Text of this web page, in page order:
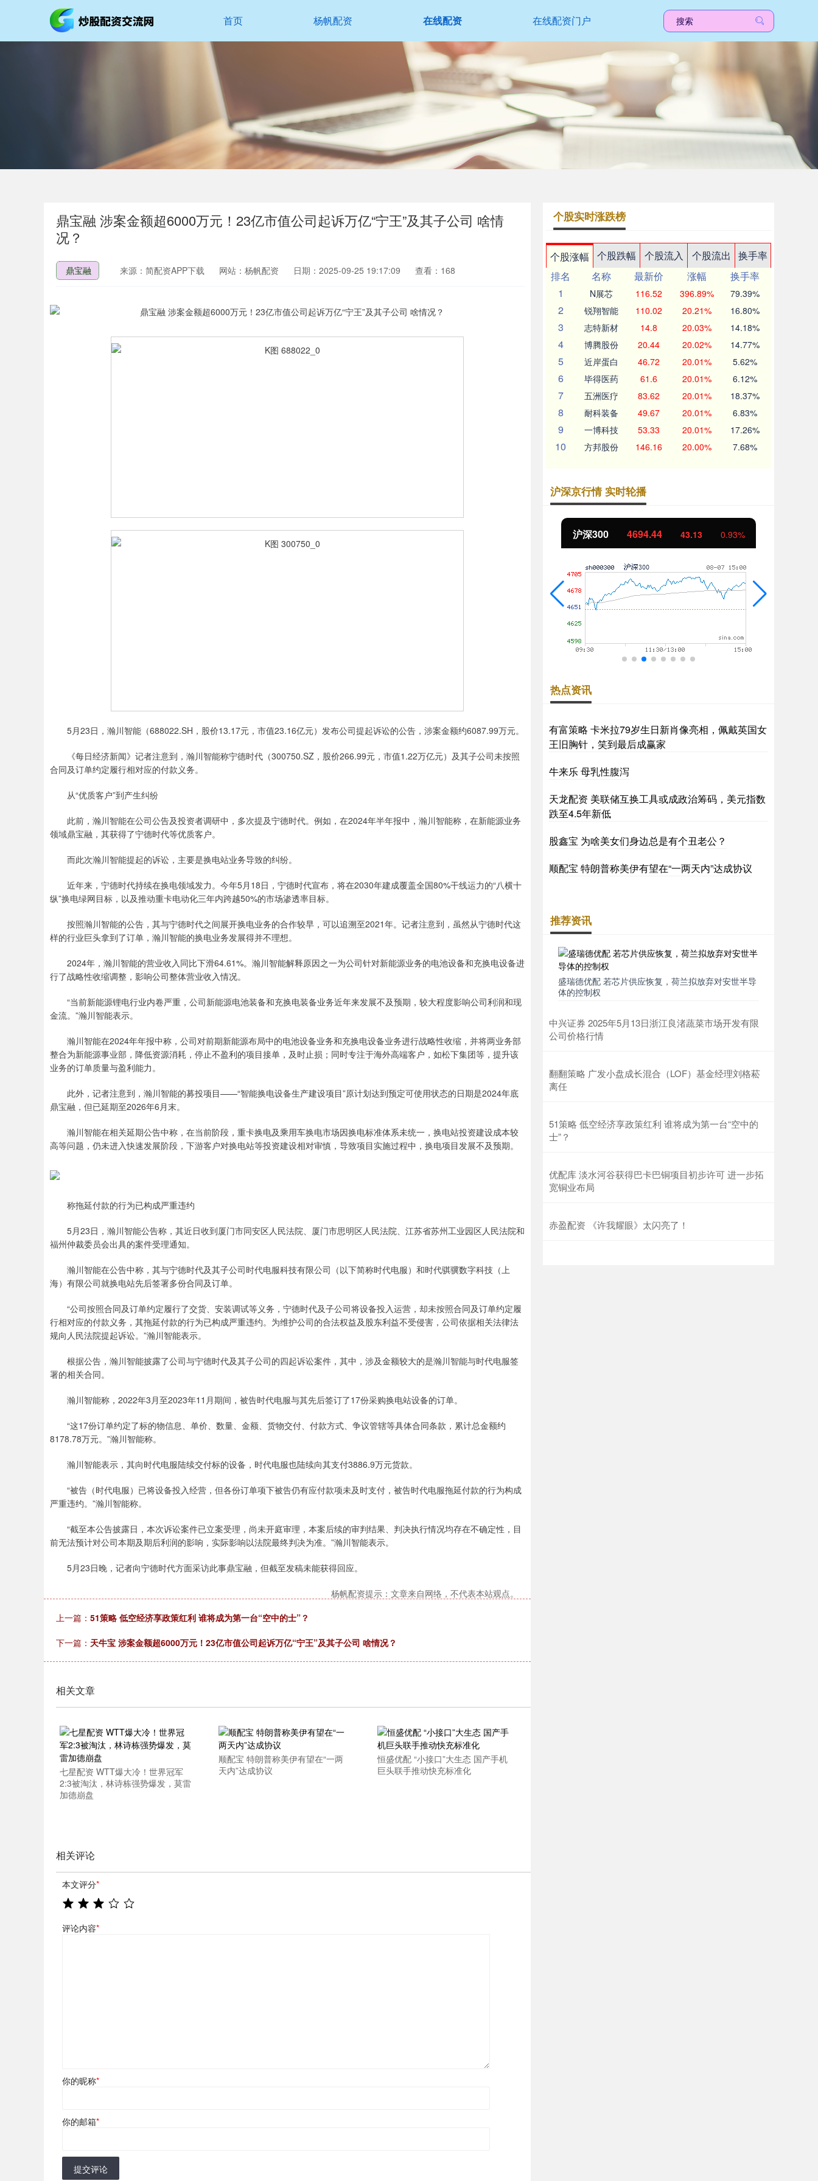
首页 杨帆配资 在线配资 在线配资门户
鼎宝融 涉案金额超6000万元！23亿市值公司起诉万亿“宁王”及其子公司 啥情
况？
鼎宝融 来源：简配资APP下载 网站：杨帆配资 日期：2025-09-25 19:17:09 查看：168
5月23日，瀚川智能（688022.SH，股价13.17元，市值23.16亿元）发布公司提起诉讼的公告，涉案金额约6087.99万元。
《每日经济新闻》记者注意到，瀚川智能称宁德时代（300750.SZ，股价266.99元，市值1.22万亿元）及其子公司未按照
合同及订单约定履行相对应的付款义务。
从“优质客户”到产生纠纷
此前，瀚川智能在公司公告及投资者调研中，多次提及宁德时代。例如，在2024年半年报中，瀚川智能称，在新能源业务
领域鼎宝融，其获得了宁德时代等优质客户。
而此次瀚川智能提起的诉讼，主要是换电站业务导致的纠纷。
近年来，宁德时代持续在换电领域发力。今年5月18日，宁德时代宣布，将在2030年建成覆盖全国80%干线运力的“八横十
纵”换电绿网目标，以及推动重卡电动化三年内跨越50%的市场渗透率目标。
按照瀚川智能的公告，其与宁德时代之间展开换电业务的合作较早，可以追溯至2021年。记者注意到，虽然从宁德时代这
样的行业巨头拿到了订单，瀚川智能的换电业务发展得并不理想。
2024年，瀚川智能的营业收入同比下滑64.61%。瀚川智能解释原因之一为公司针对新能源业务的电池设备和充换电设备进
行了战略性收缩调整，影响公司整体营业收入情况。
“当前新能源锂电行业内卷严重，公司新能源电池装备和充换电装备业务近年来发展不及预期，较大程度影响公司利润和现
金流。”瀚川智能表示。
瀚川智能在2024年年报中称，公司对前期新能源布局中的电池设备业务和充换电设备业务进行战略性收缩，并将两业务部
整合为新能源事业部，降低资源消耗，停止不盈利的项目接单，及时止损；同时专注于海外高端客户，如松下集团等，提升该
业务的订单质量与盈利能力。
此外，记者注意到，瀚川智能的募投项目——“智能换电设备生产建设项目”原计划达到预定可使用状态的日期是2024年底
鼎宝融，但已延期至2026年6月末。
瀚川智能在相关延期公告中称，在当前阶段，重卡换电及乘用车换电市场因换电标准体系未统一，换电站投资建设成本较
高等问题，仍未进入快速发展阶段，下游客户对换电站等投资建设相对审慎，导致项目实施过程中，换电项目发展不及预期。
称拖延付款的行为已构成严重违约
5月23日，瀚川智能公告称，其近日收到厦门市同安区人民法院、厦门市思明区人民法院、江苏省苏州工业园区人民法院和
福州仲裁委员会出具的案件受理通知。
瀚川智能在公告中称，其与宁德时代及其子公司时代电服科技有限公司（以下简称时代电服）和时代骐骥数字科技（上
海）有限公司就换电站先后签署多份合同及订单。
“公司按照合同及订单约定履行了交货、安装调试等义务，宁德时代及子公司将设备投入运营，却未按照合同及订单约定履
行相对应的付款义务，其拖延付款的行为已构成严重违约。为维护公司的合法权益及股东利益不受侵害，公司依据相关法律法
规向人民法院提起诉讼。”瀚川智能表示。
根据公告，瀚川智能披露了公司与宁德时代及其子公司的四起诉讼案件，其中，涉及金额较大的是瀚川智能与时代电服签
署的相关合同。
瀚川智能称，2022年3月至2023年11月期间，被告时代电服与其先后签订了17份采购换电站设备的订单。
“这17份订单约定了标的物信息、单价、数量、金额、货物交付、付款方式、争议管辖等具体合同条款，累计总金额约
8178.78万元。”瀚川智能称。
瀚川智能表示，其向时代电服陆续交付标的设备，时代电服也陆续向其支付3886.9万元货款。
“被告（时代电服）已将设备投入经营，但各份订单项下被告仍有应付款项未及时支付，被告时代电服拖延付款的行为构成
严重违约。”瀚川智能称。
“截至本公告披露日，本次诉讼案件已立案受理，尚未开庭审理，本案后续的审判结果、判决执行情况均存在不确定性，目
前无法预计对公司本期及期后利润的影响，实际影响以法院最终判决为准。”瀚川智能表示。
5月23日晚，记者向宁德时代方面采访此事鼎宝融，但截至发稿未能获得回应。
杨帆配资提示：文章来自网络，不代表本站观点。
上一篇： 51策略 低空经济享政策红利 谁将成为第一台“空中的士”？
下一篇： 天牛宝 涉案金额超6000万元！23亿市值公司起诉万亿“宁王”及其子公司 啥情况？
相关文章
七星配资 WTT爆大冷！世界冠军
2:3被淘汰，林诗栋强势爆发，莫雷
加德崩盘
顺配宝 特朗普称美伊有望在“一两
天内”达成协议
恒盛优配 “小接口”大生态 国产手机
巨头联手推动快充标准化
相关评论
本文评分*
评论内容*
你的昵称*
你的邮箱*
提交评论
个股实时涨跌榜
个股涨幅 个股跌幅 个股流入 个股流出
换手率
排名
名称 最新价 涨幅
换手率
1
N展芯 116.52 396.89% 79.39%
2 锐翔智能 110.02 20.21% 16.80%
3 志特新材 14.8 20.03% 14.18%
4 博腾股份 20.44 20.02% 14.77%
5 近岸蛋白 46.72 20.01% 5.62%
6 毕得医药 61.6 20.01% 6.12%
7 五洲医疗 83.62 20.01% 18.37%
8 耐科装备 49.67 20.01% 6.83%
9 一博科技 53.33 20.01% 17.26%
10 方邦股份 146.16 20.00% 7.68%
沪深京行情 实时轮播
上证指数 3940.04 39.68 1.02% 深证成指 14311.01 200.89 沪深300 4694.44 43.13 0.93%
热点资讯
有富策略 卡米拉79岁生日新肖像亮相，佩戴英国女
王旧胸针，笑到最后成赢家
牛来乐 母乳性腹泻
天龙配资 美联储互换工具或成政治筹码，美元指数
跌至4.5年新低
股鑫宝 为啥美女们身边总是有个丑老公？
顺配宝 特朗普称美伊有望在“一两天内”达成协议
推荐资讯
盛瑞德优配 若芯片供应恢复，荷兰拟放弃对安世半导
体的控制权
中兴证券 2025年5月13日浙江良渚蔬菜市场开发有限
公司价格行情
翻翻策略 广发小盘成长混合（LOF）基金经理刘格菘
离任
51策略 低空经济享政策红利 谁将成为第一台“空中的
士”？
优配库 淡水河谷获得巴卡巴铜项目初步许可 进一步拓
宽铜业布局
赤盈配资 《许我耀眼》太闪亮了！